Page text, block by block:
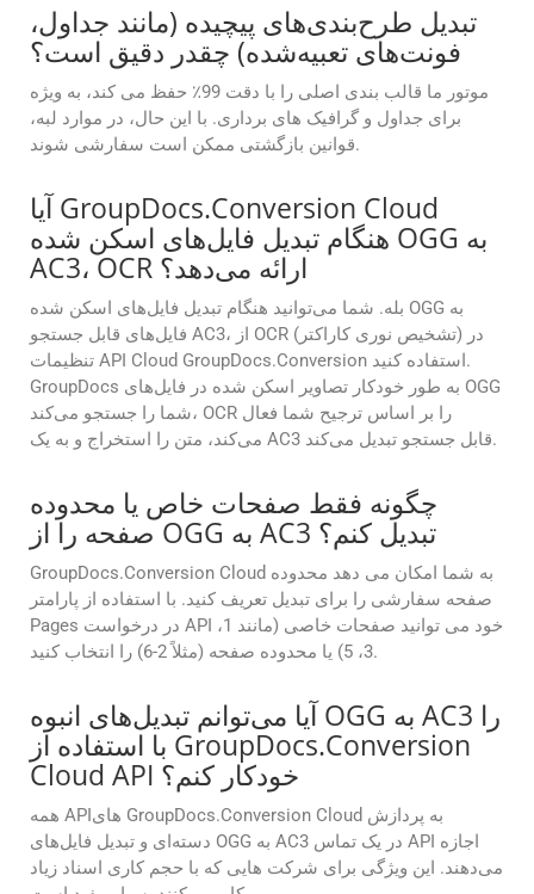
تبدیل طرح‌بندی‌های پیچیده (مانند جداول،
فونت‌های تعبیه‌شده) چقدر دقیق است؟
موتور ما قالب بندی اصلی را با دقت 99٪ حفظ می کند، به ویژه
برای جداول و گرافیک های برداری. با این حال، در موارد لبه،
قوانین بازگشتی ممکن است سفارشی شوند.
آیا GroupDocs.Conversion Cloud
هنگام تبدیل فایل‌های اسکن شده OGG به
AC3، OCR ارائه می‌دهد؟
بله. شما می‌توانید هنگام تبدیل فایل‌های اسکن شده OGG به
فایل‌های قابل جستجو AC3، از OCR (تشخیص نوری کاراکتر) در
تنظیمات API Cloud GroupDocs.Conversion استفاده کنید.
GroupDocs به طور خودکار تصاویر اسکن شده در فایل‌های OGG
شما را جستجو می‌کند، OCR را بر اساس ترجیح شما فعال
می‌کند، متن را استخراج و به یک AC3 قابل جستجو تبدیل می‌کند.
چگونه فقط صفحات خاص یا محدوده
صفحه را از OGG به AC3 تبدیل کنم؟
GroupDocs.Conversion Cloud به شما امکان می دهد محدوده
صفحه سفارشی را برای تبدیل تعریف کنید. با استفاده از پارامتر
Pages در درخواست API خود می توانید صفحات خاصی (مانند 1،
3، 5) یا محدوده صفحه (مثلاً 2-6) را انتخاب کنید.
آیا می‌توانم تبدیل‌های انبوه OGG به AC3 را
با استفاده از GroupDocs.Conversion
Cloud API خودکار کنم؟
همه APIهای GroupDocs.Conversion Cloud به پردازش
دسته‌ای و تبدیل فایل‌های OGG به AC3 در یک تماس API اجازه
می‌دهند. این ویژگی برای شرکت هایی که با حجم کاری اسناد زیاد